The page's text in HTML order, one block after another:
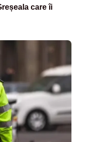
care îi